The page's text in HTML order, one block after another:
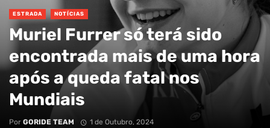
ESTRADA NOTÍCIAS
Muriel Furrer só terá sido
encontrada mais de uma hora
após a queda fatal nos
Mundiais
Por GORIDE TEAM 1 de Outubro, 2024